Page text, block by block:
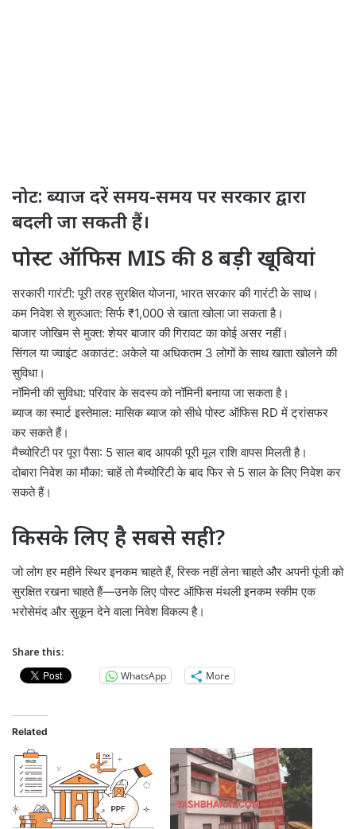
नोट: ब्याज दरें समय-समय पर सरकार द्वारा
बदली जा सकती हैं।
पोस्ट ऑफिस MIS की 8 बड़ी खूबियां
सरकारी गारंटी: पूरी तरह सुरक्षित योजना, भारत सरकार की गारंटी के साथ।
कम निवेश से शुरुआत: सिर्फ ₹1,000 से खाता खोला जा सकता है।
बाजार जोखिम से मुक्त: शेयर बाजार की गिरावट का कोई असर नहीं।
सिंगल या ज्वाइंट अकाउंट: अकेले या अधिकतम 3 लोगों के साथ खाता खोलने की
सुविधा।
नॉमिनी की सुविधा: परिवार के सदस्य को नॉमिनी बनाया जा सकता है।
ब्याज का स्मार्ट इस्तेमाल: मासिक ब्याज को सीधे पोस्ट ऑफिस RD में ट्रांसफर
कर सकते हैं।
मैच्योरिटी पर पूरा पैसा: 5 साल बाद आपकी पूरी मूल राशि वापस मिलती है।
दोबारा निवेश का मौका: चाहें तो मैच्योरिटी के बाद फिर से 5 साल के लिए निवेश कर
सकते हैं।
किसके लिए है सबसे सही?
जो लोग हर महीने स्थिर इनकम चाहते हैं, रिस्क नहीं लेना चाहते और अपनी पूंजी को
सुरक्षित रखना चाहते हैं—उनके लिए पोस्ट ऑफिस मंथली इनकम स्कीम एक
भरोसेमंद और सुकून देने वाला निवेश विकल्प है।
Share this:
WhatsApp
More
Related